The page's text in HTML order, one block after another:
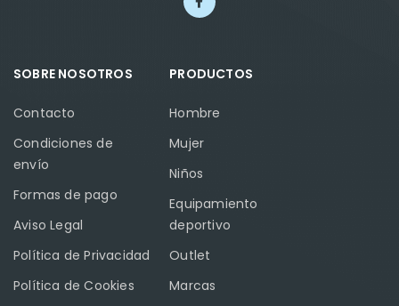
SOBRE NOSOTROS
Contacto
Condiciones de
envío
Formas de pago
Aviso Legal
Política de Privacidad
Política de Cookies
PRODUCTOS
Hombre
Mujer
Niños
Equipamiento
deportivo
Outlet
Marcas